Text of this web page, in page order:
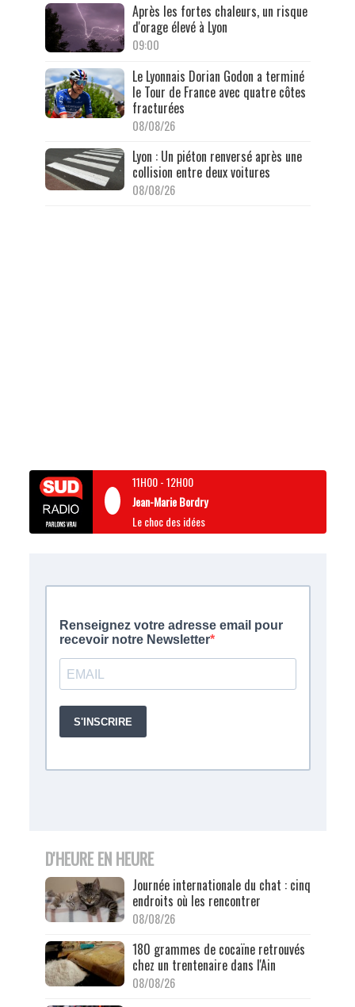
Après les fortes chaleurs, un risque
d'orage élevé à Lyon
09:00
Le Lyonnais Dorian Godon a terminé
le Tour de France avec quatre côtes
fracturées
08/08/26
Lyon : Un piéton renversé après une
collision entre deux voitures
08/08/26
11H00-12H00
Jean-Marie Bordry
Le choc des idées
D'HEURE EN HEURE
Journée internationale du chat : cinq
endroits où les rencontrer
08/08/26
180 grammes de cocaïne retrouvés
chez un trentenaire dans l'Ain
08/08/26